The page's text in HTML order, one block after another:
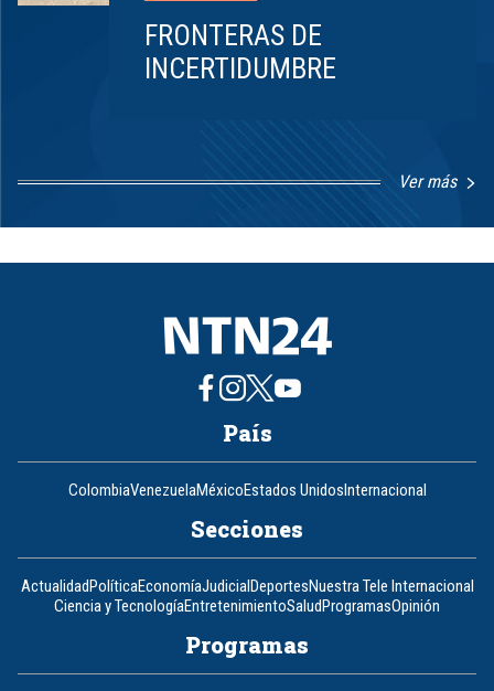
FRONTERAS DE
INCERTIDUMBRE
Ver más
1
8
País
ColombiaVenezuelaMéxicoEstados UnidosInternacional
Secciones
ActualidadPolíticaEconomíaJudicialDeportesNuestra Tele Internacional
Ciencia y TecnologíaEntretenimientoSaludProgramasOpinión
Programas